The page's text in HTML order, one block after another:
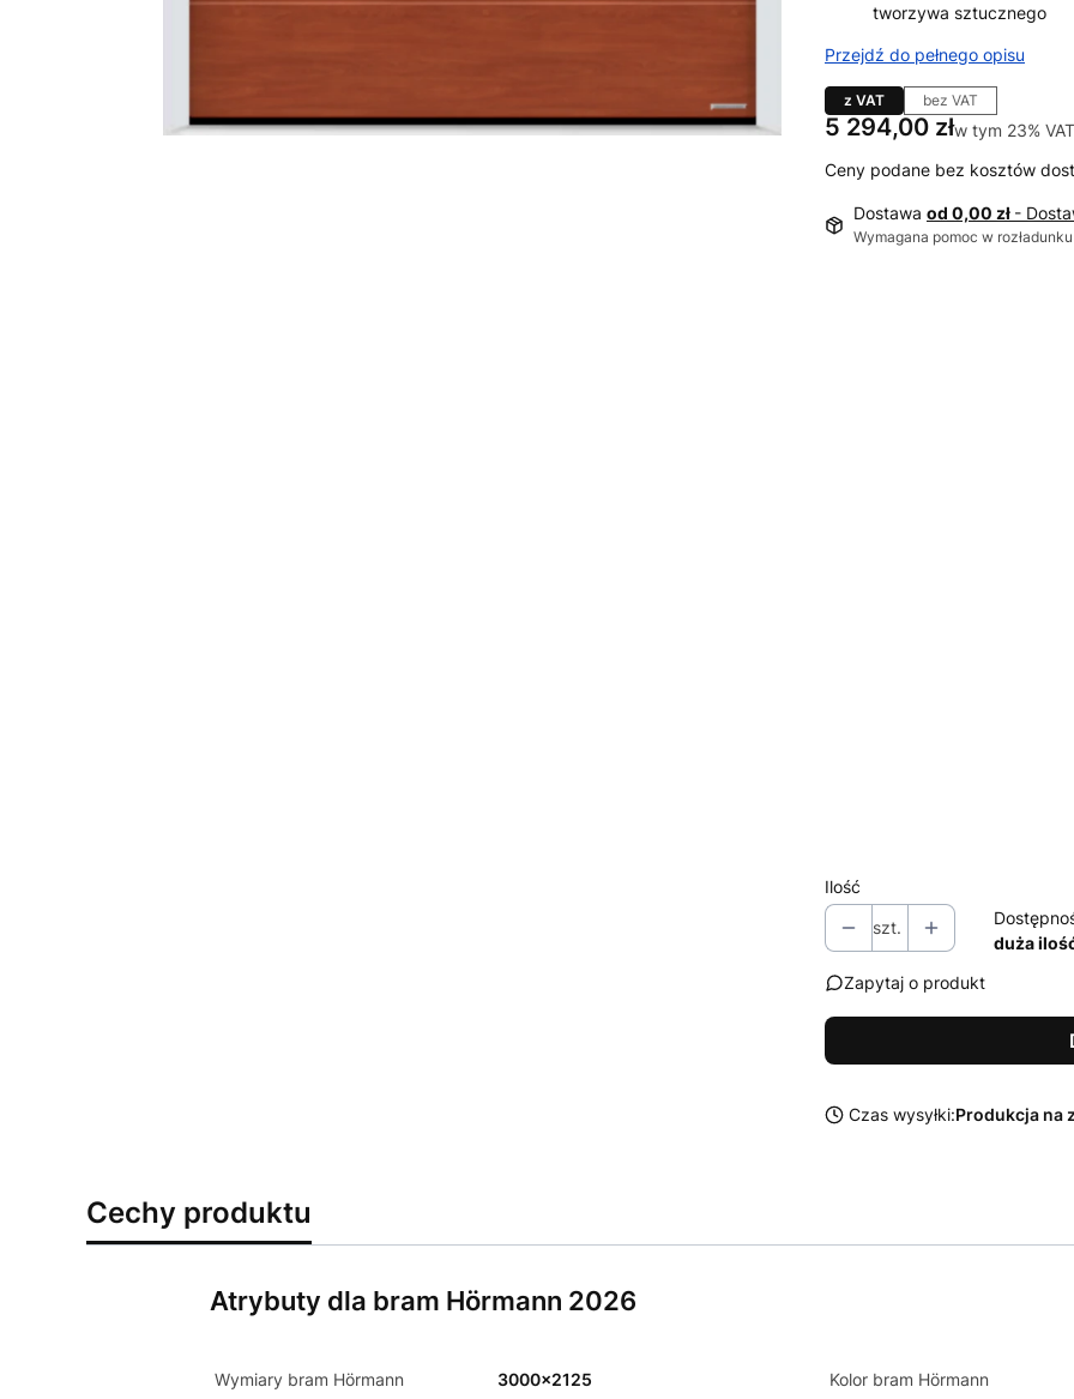
tworzywa sztucznego
Przejdź do pełnego opisu
z VAT bez VAT
Cena
5 294,00 złw tym 23% VAT
w tym 23% VAT
Ceny podane bez kosztów
Dostawa od 0,00 zł -
Wymagana pomoc w
Ilość
szt.
duża
Zapytaj o produkt
Czas wysyłki:Produkcja na
Cechy produktu
Atrybuty dla bram Hörmann 2026
Wymiary bram Hörmann 3000x2125 Kolor bram Hörmann